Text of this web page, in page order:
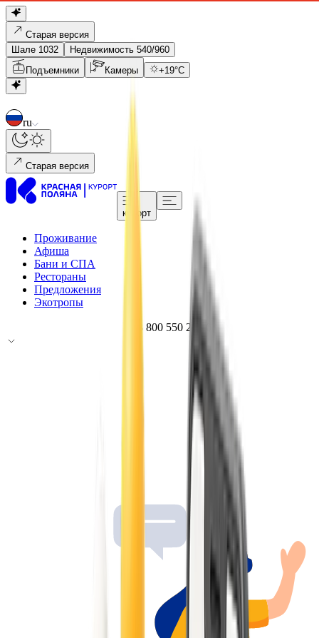
Старая версия
Шале 1032
Недвижимость 540/960
Подъемники
Камеры +19°C
ru
Старая версия
курорт
Проживание
Афиша
Бани и СПА
Рестораны
Предложения
Экотропы
8 800 550 20 20